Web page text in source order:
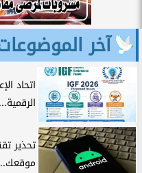
آخر
اتحاد
الرقمية...
تحذير